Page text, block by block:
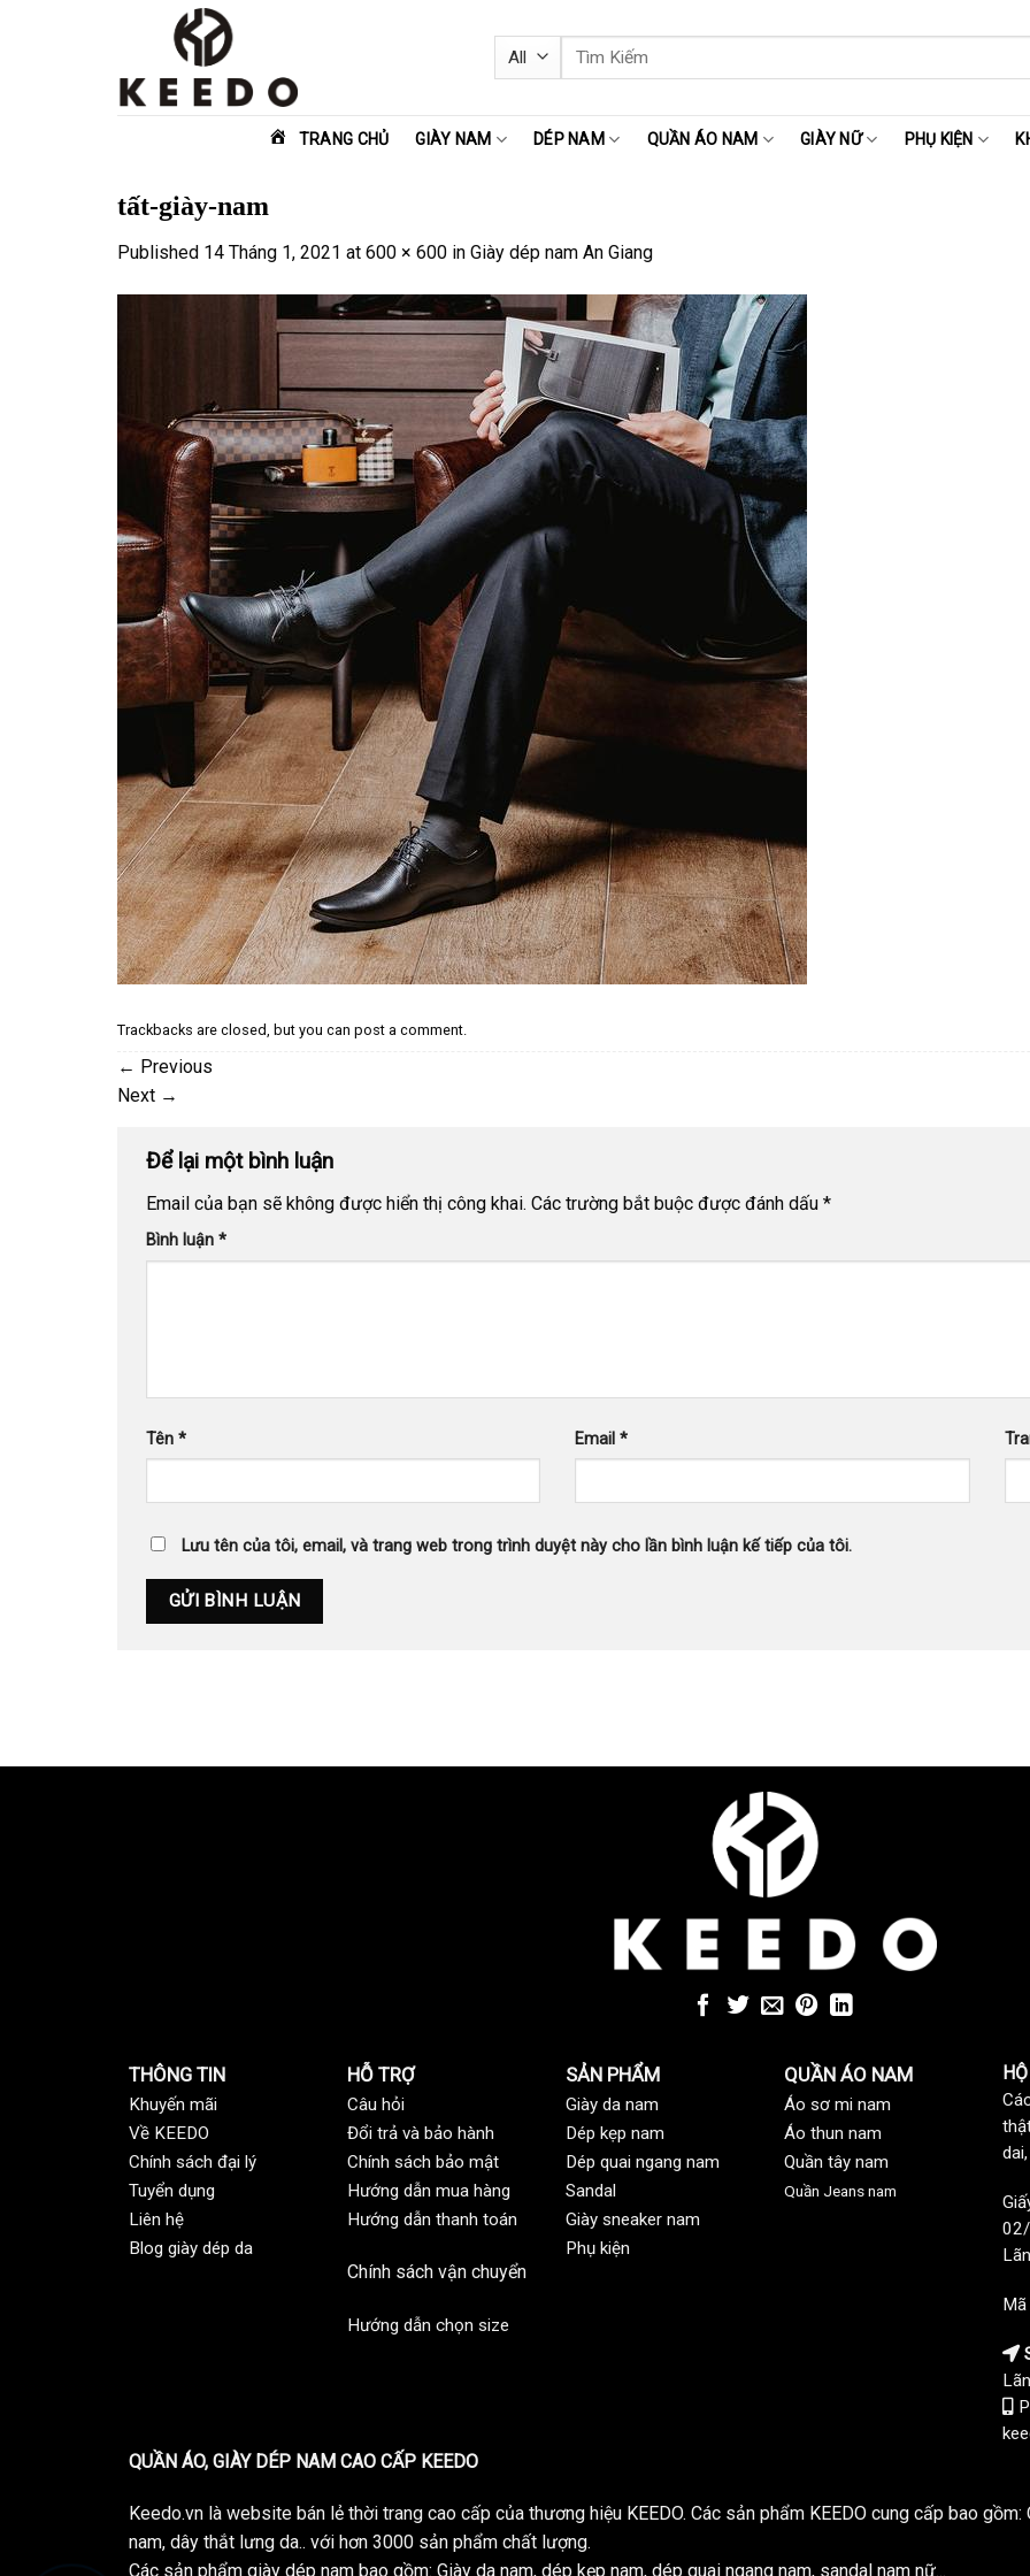
Tìm
kiếm:
TRANG CHỦ GIÀY NAM DÉP NAM QUẦN ÁO NAM GIÀY NỮ PHỤ KIỆN
tất-giày-nam
Published 14 Tháng 1, 2021 at 600 × 600 in Giày dép nam An Giang
Trackbacks are closed, but you can post a comment.
← Previous
Next →
Để lại một bình luận
Email của bạn sẽ không được hiển thị công khai. Các trường bắt buộc được đánh dấu *
Bình luận *
Tên * Email*
Lưu tên của tôi, email, và trang web trong trình duyệt này cho lần bình luận kế tiếp của tôi.
THÔNG TIN
Khuyến mãi
Về KEEDO
Chính sách đại lý
Tuyển dụng
Liên hệ
Blog giày dép da
HỖ TRỢ
Câu hỏi
Đổi trả và bảo hành
Chính sách bảo mật
Hướng dẫn mua hàng
Hướng dẫn thanh toán
Chính sách vận chuyển
Hướng dẫn chọn size
SẢN PHẨM
Giày da nam
Dép kẹp nam
Dép quai ngang nam
Sandal
Giày sneaker nam
Phụ kiện
QUẦN ÁO NAM
Áo sơ mi nam
Áo thun nam
Quần tây nam
Quần Jeans nam
QUẦN ÁO, GIÀY DÉP NAM CAO CẤP KEEDO
Keedo.vn là website bán lẻ thời trang cao cấp của thương hiệu KEEDO. Các sản phẩm KEEDO cung cấp bao
nam, dây thắt lưng da.. với hơn 3000 sản phẩm chất lượng.
Các sản phẩm giày dép nam bao gồm: Giày da nam, dép kẹp nam, dép quai ngang nam, sandal nam nữ...